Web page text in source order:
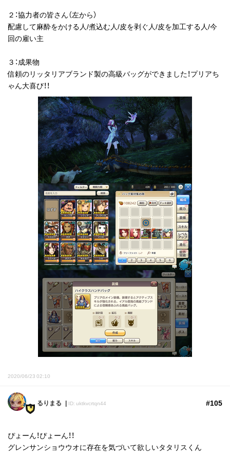
２：協力者の皆さん（左から）
配慮して麻酔をかける人/煮込む人/皮を剥ぐ人/皮を加工する人/今
回の雇い主
３：成果物
信頼のリッタリアブランド製の高級バッグができました！プリアち
ゃん大喜び！！
2020/06/23 02:10
るりまる ID: uktkvcrtqn44 #105
ぴょーん！ぴょーん！！
グレンサンショウウオに存在を気づいて欲しいタタリスくん